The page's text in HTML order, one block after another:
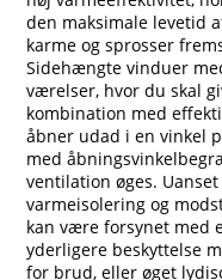
den maksimale levetid
karme og sprosser
Sidehængte vinduer
værelser, hvor du skal
kombination med
åbner udad i en vinkel
med
ventilation øges.
varmeisolering og
kan være forsynet med
yderligere beskyttelse
for brud, eller øget